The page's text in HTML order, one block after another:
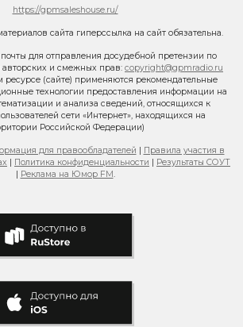
https://gpmsaleshouse.ru/
сайта гиперссылка на сайт обязательна.
для отправления досудебной претензии по
и смежных прав: copyright@gpmradio.ru
(сайте) применяются рекомендательные
технологии предоставления информации на
и анализа сведений, относящихся к
сети «Интернет», находящихся на
Российской Федерации)
для правообладателей | Правила участия в
| Политика конфиденциальности | Результаты СОУТ
| Реклама на Юмор FM.